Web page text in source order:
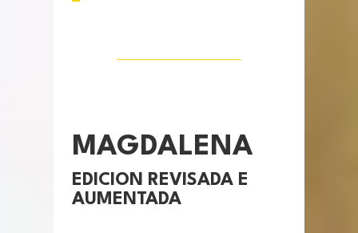
MAGDALENA
EDICION REVISADA E
AUMENTADA